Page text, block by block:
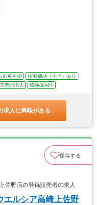
応募可能
住宅補助（手当）あり
者の求人 積極採用中
求人に興味がある
保存する
佐野店の登録販売者の求人
エルシア高崎上佐野